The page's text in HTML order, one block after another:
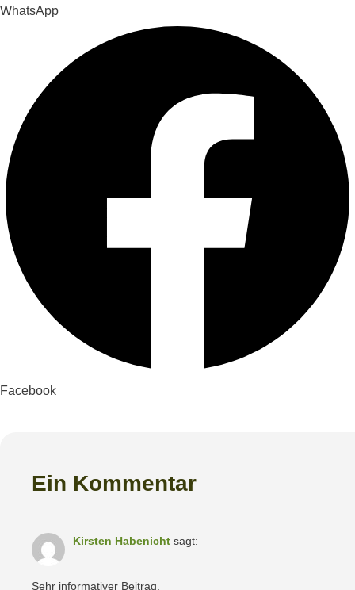
WhatsApp
Facebook
Ein Kommentar
Kirsten Habenicht sagt:
Sehr informativer Beitrag,